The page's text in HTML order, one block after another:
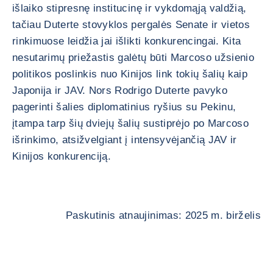
išlaiko stipresnę institucinę ir vykdomąją valdžią,
tačiau Duterte stovyklos pergalės Senate ir vietos
rinkimuose leidžia jai išlikti konkurencingai. Kita
nesutarimų priežastis galėtų būti Marcoso užsienio
politikos poslinkis nuo Kinijos link tokių šalių kaip
Japonija ir JAV. Nors Rodrigo Duterte pavyko
pagerinti šalies diplomatinius ryšius su Pekinu,
įtampa tarp šių dviejų šalių sustiprėjo po Marcoso
išrinkimo, atsižvelgiant į intensyvėjančią JAV ir
Kinijos konkurenciją.
Paskutinis atnaujinimas: 2025 m. birželis